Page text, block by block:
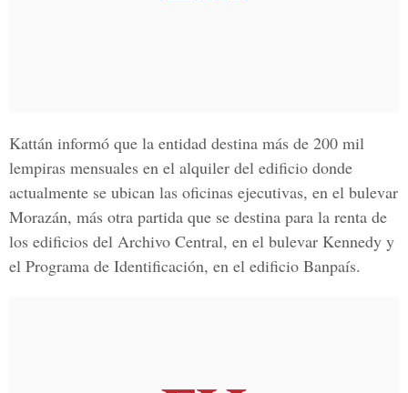
Kattán informó que la entidad destina más de 200 mil
lempiras mensuales en el alquiler del edificio donde
actualmente se ubican las oficinas ejecutivas, en el bulevar
Morazán, más otra partida que se destina para la renta de
los edificios del Archivo Central, en el bulevar Kennedy y
el Programa de Identificación, en el edificio Banpaís.